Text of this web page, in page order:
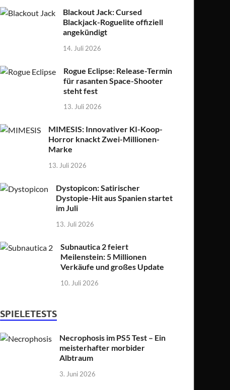
Blackout Jack: Cursed
Blackjack-Roguelite offiziell
angekündigt
14. Juli 2026
Rogue Eclipse: Release-Termin
für rasanten Space-Shooter
steht fest
13. Juli 2026
MIMESIS: Innovativer KI-Koop-
Horror knackt Zwei-Millionen-
Marke
13. Juli 2026
Dystopicon: Satirischer
Dystopie-Hit aus Spanien startet
im Juli
13. Juli 2026
Subnautica 2 feiert
Meilenstein: 5 Millionen
Verkäufe und großes Update
10. Juli 2026
SPIELETESTS
Necrophosis im PS5 Test – Ein
meisterhafter morbider
Albtraum
3. Juni 2026